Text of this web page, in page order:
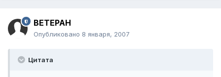
BETEPAH
Опубликовано 8 января, 2007
Цитата